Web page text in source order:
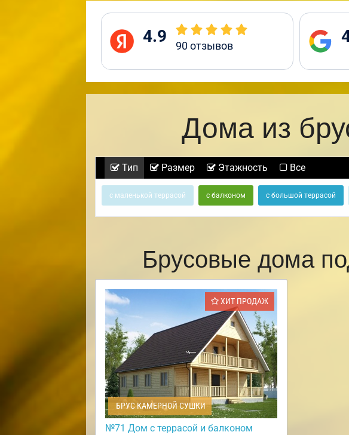
4.9 90отзывов
Дома из
Тип Размер Этажность Все
с маленькой террасой с балконом с большой террасой
Брусовые дома
ХИТ ПРОДАЖ
БРУС КАМЕРНОЙ СУШКИ
№71 Дом с террасой и балконом